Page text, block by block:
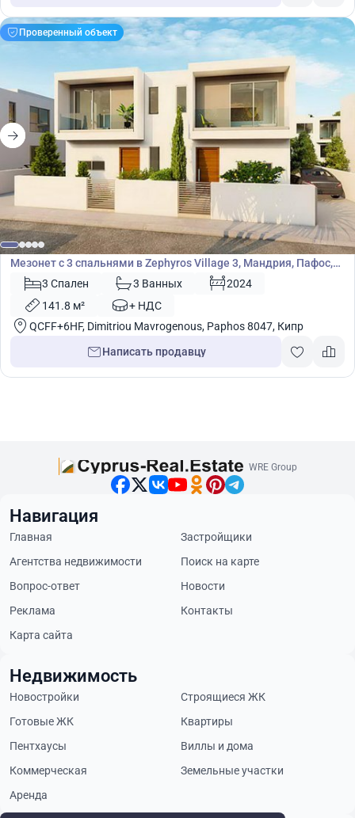
Проверенный объект
€315 000
Мезонет
Мезонет с 3 спальнями в Zephyros Village 3, Мандрия, Пафос,
Кипр № 9098
3 Спален 3 Ванных
2024
141.8 м²
+ НДС
QCFF+6HF, Dimitriou Mavrogenous, Paphos 8047, Кипр
Написать продавцу
WRE Group
Навигация
Главная
Застройщики
Агентства недвижимости
Поиск на карте
Вопрос-ответ
Новости
Реклама
Контакты
Карта сайта
Недвижимость
Новостройки
Строящиеся ЖК
Готовые ЖК
Квартиры
Пентхаусы
Виллы и дома
Коммерческая
Земельные участки
Аренда